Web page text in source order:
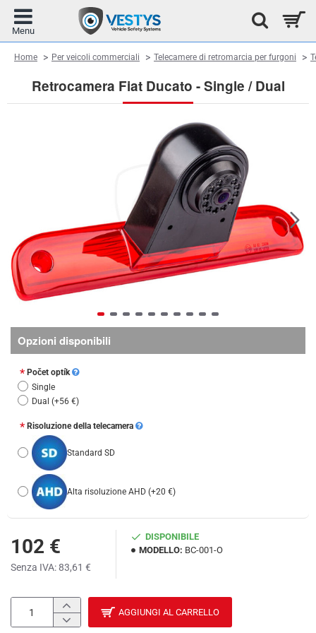
Retrocamera Fiat Ducato - Single / Dual
HomehomePer veicoli commerciali Telecamere di retromarcia per furgoni
102 €
Senza IVA: 83,61 €
DISPONIBILE
MODELLO: BC-001-O
Opzioni disponibili
Počet optík
Single
Dual (+56 €)
Risoluzione della telecamera
Standard SD
Alta risoluzione AHD (+20 €)
AGGIUNGI AL CARRELLO